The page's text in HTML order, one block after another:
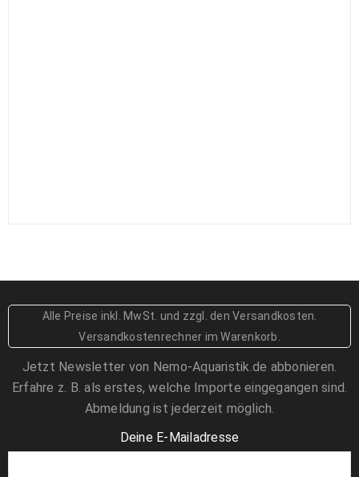
Engina mendicaria - Hummelschnecke
Algeneinsiedler Calcinus sp. klein
1,89€
Alle Preise inkl. MwSt. und zzgl. den Versandkosten
Versandkostenrechner im Warenkorb.
Jetzt Newsletter von Nemo-Aquaristik.de abbonieren.
Erfahre z. B. als erstes, welche Importe eingegangen sind.
Abmeldung ist jederzeit möglich.
Deine E-Mailadresse